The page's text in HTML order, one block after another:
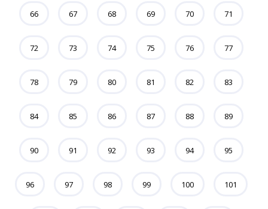
66 67 68 69 70 71
72 73 74 75 76 77
78 79 80 81 82 83
84 85 86 87 88 89
90 91 92 93 94 95
96 97 98 99 100 101